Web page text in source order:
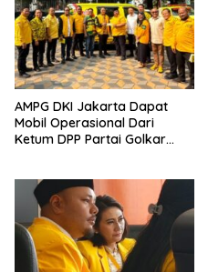
AMPG DKI Jakarta Dapat
Mobil Operasional Dari
Ketum DPP Partai Golkar